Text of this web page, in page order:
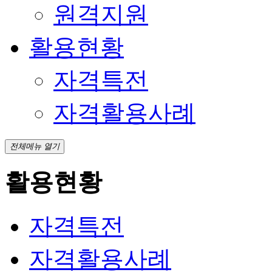
원격지원
활용현황
자격특전
자격활용사례
전체메뉴 열기
활용현황
자격특전
자격활용사례